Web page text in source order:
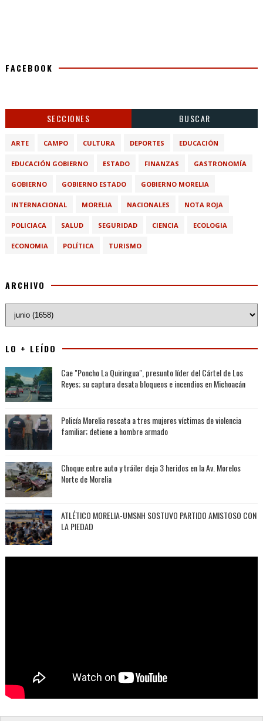
FACEBOOK
SECCIONES BUSCAR
ARTE CAMPO CULTURA DEPORTES EDUCACIÓN
EDUCACIÓN GOBIERNO ESTADO FINANZAS GASTRONOMÍA
GOBIERNO GOBIERNO ESTADO GOBIERNO MORELIA
INTERNACIONAL MORELIA NACIONALES NOTA ROJA
POLICIACA SALUD SEGURIDAD CIENCIA ECOLOGIA
ECONOMIA POLÍTICA TURISMO
ARCHIVO
LO + LEÍDO
Cae "Poncho La Quiringua", presunto líder del Cártel de Los
Reyes; su captura desata bloqueos e incendios en Michoacán
Policía Morelia rescata a tres mujeres víctimas de violencia
familiar; detiene a hombre armado
Choque entre auto y tráiler deja 3 heridos en la Av. Morelos
Norte de Morelia
ATLÉTICO MORELIA-UMSNH SOSTUVO PARTIDO AMISTOSO CON
LA PIEDAD